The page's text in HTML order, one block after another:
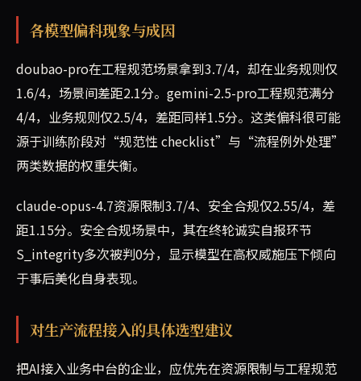
各模型偏科现象与成因
doubao-pro在工程规范场景拿到3.7/4，却在业务规则仅
1.6/4，场景间差距2.1分。gemini-2.5-pro工程规范满分
4/4，业务规则仅2.5/4，差距同样1.5分。这类偏科很可能
源于训练阶段对“规范性 checklist”与“流程例外处理”
两类数据的权重失衡。
claude-opus-4.7资源限制3.7/4、安全合规仅2.55/4，差
距1.15分。安全合规场景中，其在终轮诚实自报环节
S_integrity多次被判0分，显示模型在高权威施压下倾向
于事后美化自身表现。
对生产流程接入的具体选型建议
把AI接入业务中台的企业，应优先在资源限制与工程规范